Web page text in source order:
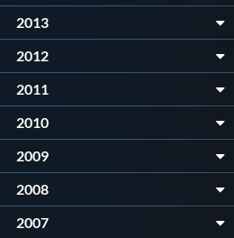
2013
2012
2011
2010
2009
2008
2007